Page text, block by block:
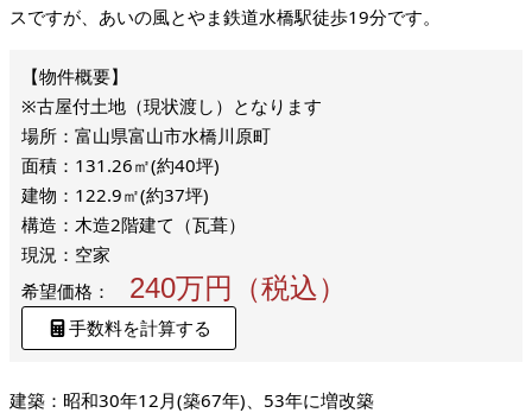
スですが、あいの風とやま鉄道水橋駅徒歩19分です。
※古屋付土地（現状渡し）となります
場所：富山県富山市水橋川原町
面積：131.26㎡(約40坪)
建物：122.9㎡(約37坪)
構造：木造2階建て（瓦葺）
現況：空家
希望価格：
240万円（税込）
手数料を計算する
建築：昭和30年12月(築67年)、53年に増改築